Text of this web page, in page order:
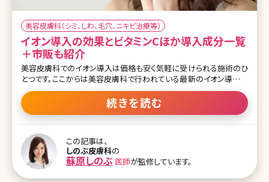
美容皮膚科（シミ、しわ、毛穴、ニキビ治療等）
イオン導入の効果とビタミンCほか導入成分一覧
＋市販も紹介
美容皮膚科でのイオン導入は価格も安く気軽に受けられる施術のひ
とつです。ここからは美容皮膚科で行われている最新のイオン導入の
施術について詳しく説明していきます。 2-1.美容皮膚科のイオン導入
は何が違うの? ■マシンの性能が高い イオン導入はそれほど出力パ
ワーを上げる必要のない施術ですが、マシンそのものが高品質であ
なるようです。 ■医療機関でしか使えない成分を導入できる ビタミン
C誘導体やプラセンタは化粧品原料を販売しているショップで購入す
ることができますが、トランサミンのように医療機関でしか扱えない
成分もあります。クリニックならこのような、より効果が高い成分もイ
オン導入することが可能です。 2-2.イオン導入とエレクトロポーショ
続きを読む
この記事は、
しのぶ皮膚科の
蘇原しのぶ 医師が監修しています。